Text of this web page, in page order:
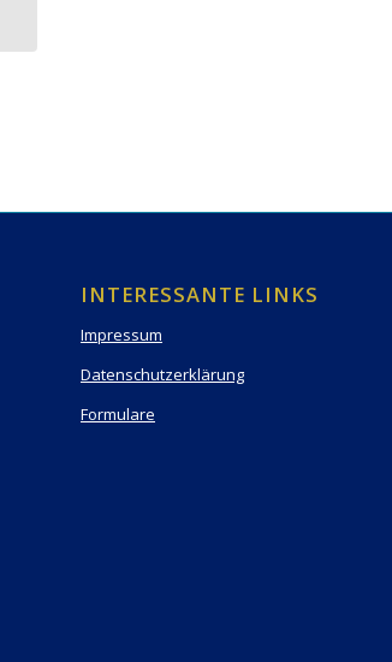
INTERESSANTE LINKS
Impressum
Datenschutzerklärung
Formulare